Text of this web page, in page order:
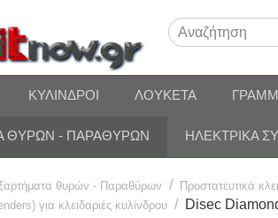
ΚΎΛΙΝΔΡΟΙ ΛΟΥΚΈΤΑ
ΘΥΡΏΝ - ΠΑΡΑΘΎΡΩΝ ΗΛΕΚΤΡΙΚΆ
θυρών - Παραθύρων / Προστατευτικά
για κλειδαριές κυλίνδρου / Disec